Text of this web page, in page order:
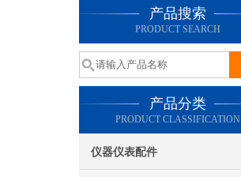
产品搜索
PRODUCT SEARCH
产品分类
PRODUCT CLASSIFICATION
仪器仪表配件